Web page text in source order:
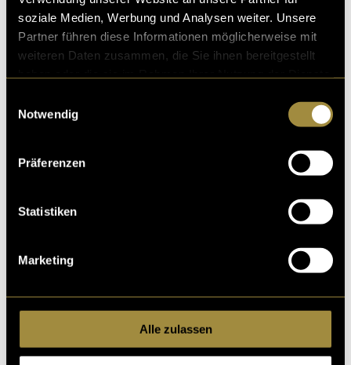
soziale Medien, Werbung und Analysen weiter. Unsere
Partner führen diese Informationen möglicherweise mit
weiteren Daten zusammen, die Sie ihnen bereitgestellt
Notwendig
Präferenzen
Statistiken
Marketing
Alle zulassen